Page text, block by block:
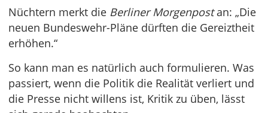
Nüchtern merkt die Berliner Morgenpostan: „Die
neuen Bundeswehr-Pläne dürften die Gereiztheit
erhöhen.“
So kann man es natürlich auch formulieren. Was
passiert, wenn die Politik die Realität verliert und
die Presse nicht willens ist, Kritik zu üben, lässt